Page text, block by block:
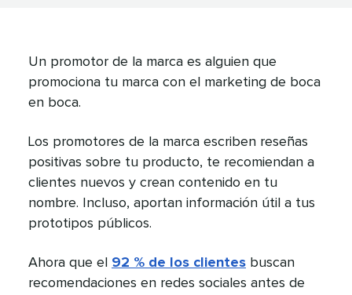
Un promotor de la marca es alguien que
promociona tu marca con el marketing de boca
en boca.​​
Los promotores de la marca escriben reseñas
positivas sobre tu producto, te recomiendan a
clientes nuevos y crean contenido en tu
nombre. Incluso, aportan información útil a tus
prototipos públicos.​​
Ahora que el 92 % de los clientes buscan
recomendaciones en redes sociales antes de